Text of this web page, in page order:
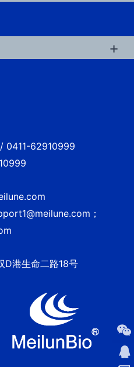
0411-62910999
；
D港生命二路18号